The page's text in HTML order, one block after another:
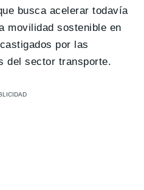
busca acelerar todavía
movilidad sostenible en
por las
del sector transporte.